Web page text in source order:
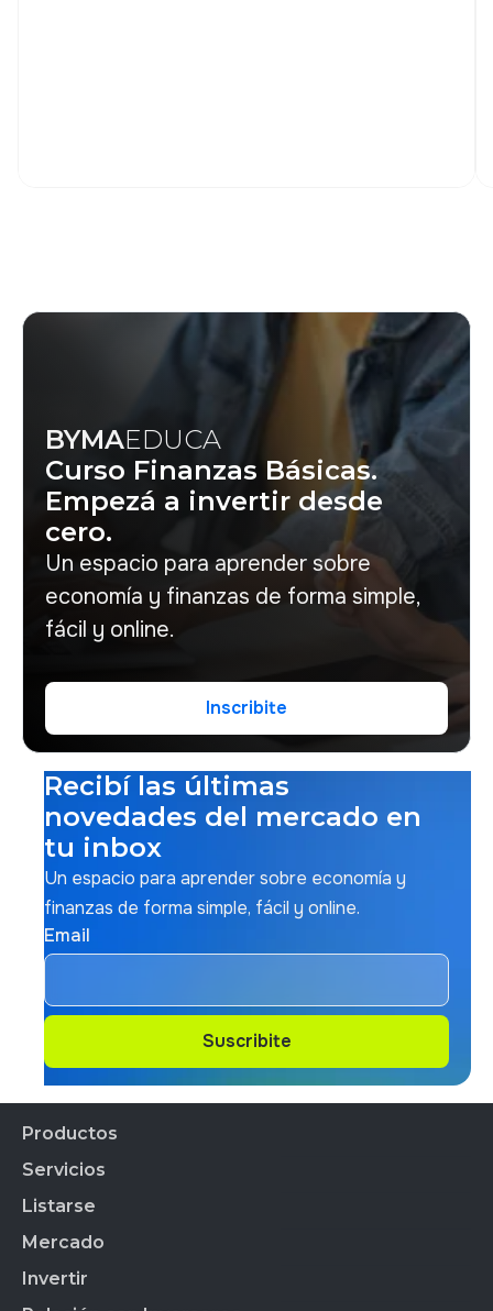
BYMAEDUCA
Curso Finanzas Básicas.
Empezá a invertir desde
cero.
Un espacio para aprender sobre
economía y finanzas de forma simple,
fácil y online.
Inscribite
Recibí las últimas
novedades del mercado en
tu inbox
Un espacio para aprender sobre economía y
finanzas de forma simple, fácil y online.
Email
Suscribite
Productos
Productos Financieros
CEDEARs
Cauci´ón
Acciones
Servicios
Todos los servicios
Listarse
Empresas Listadas
Índice de Sustentabilidad
Panel de Gob. Corp.
Mercado
Calendario Bursátil
Invertir